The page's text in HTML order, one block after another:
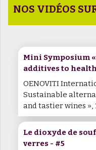
NOS VIDÉOS
Mini Symposium
additives to
OENOVITI
Sustainable
and tastier wines »,
Le dioxyde de
verres - #5